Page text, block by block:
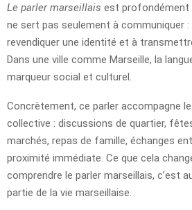
Le parler marseillais est profondément
ne sert pas seulement à communiquer :
revendiquer une identité et à
Dans une ville comme Marseille, la
marqueur social et culturel.
Concrètement, ce parler accompagne
collective : discussions de quartier,
marchés, repas de famille, échanges
proximité immédiate. Ce que cela
comprendre le parler marseillais, c’est
partie de la vie marseillaise.